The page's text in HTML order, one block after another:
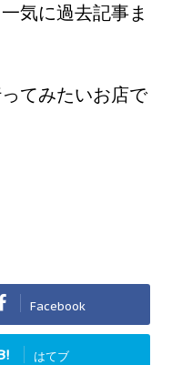
気に過去記事ま
てみたいお店で
Facebook
はてブ